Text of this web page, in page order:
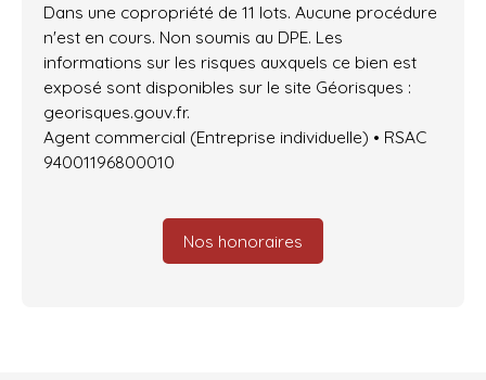
Dans une copropriété de 11 lots. Aucune procédure
n'est en cours. Non soumis au DPE. Les
informations sur les risques auxquels ce bien est
exposé sont disponibles sur le site Géorisques :
georisques.gouv.fr.
Agent commercial (Entreprise individuelle) • RSAC
94001196800010
Nos honoraires